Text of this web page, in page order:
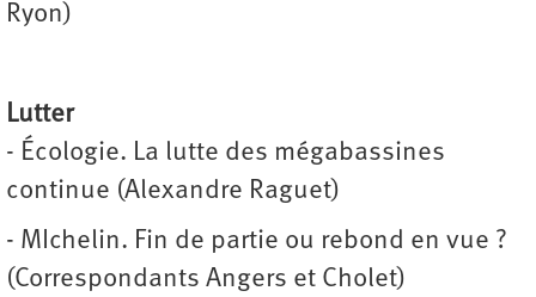
Ryon)
Lutter
- Écologie. La lutte des mégabassines
continue (Alexandre Raguet)
- MIchelin. Fin de partie ou rebond en vue ?
(Correspondants Angers et Cholet)